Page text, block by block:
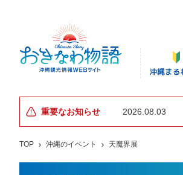
重要なお知らせ 2026.08.03
TOP 沖縄のイベント 天魔界展